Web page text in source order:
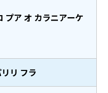
プア オ カラニアーケ
リ フラ